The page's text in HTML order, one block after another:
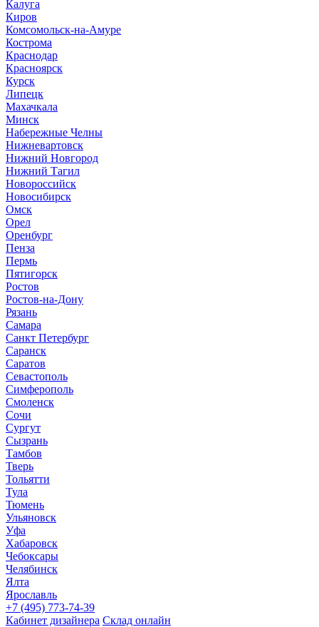
Калуга
Киров
Комсомольск-на-Амуре
Кострома
Краснодар
Красноярск
Курск
Липецк
Махачкала
Минск
Набережные Челны
Нижневартовск
Нижний Новгород
Нижний Тагил
Новороссийск
Новосибирск
Омск
Орел
Оренбург
Пенза
Пермь
Пятигорск
Ростов
Ростов-на-Дону
Рязань
Самара
Санкт Петербург
Саранск
Саратов
Севастополь
Симферополь
Смоленск
Сочи
Сургут
Сызрань
Тамбов
Тверь
Тольятти
Тула
Тюмень
Ульяновск
Уфа
Хабаровск
Чебоксары
Челябинск
Ялта
Ярославль
+7 (495) 773-74-39
Кабинет дизайнера Склад онлайн